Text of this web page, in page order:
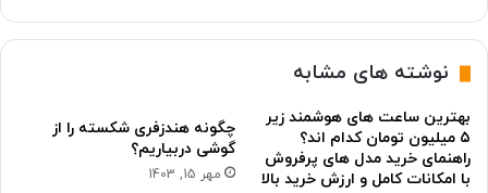
نوشته های مشابه
بهترین ساعت های هوشمند زیر
۵ میلیون تومان کدام اند؟
راهنمای خرید مدل های پرفروش
با امکانات کامل و ارزش خرید بالا
چگونه هندزفری شکسته را از
گوشی دربیاریم؟
مهر 15, 1403